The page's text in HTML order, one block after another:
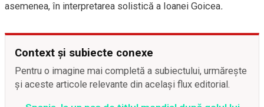
asemenea, în interpretarea solistică a Ioanei Goicea.
Context și subiecte conexe
Pentru o imagine mai completă a subiectului, urmărește
și aceste articole relevante din același flux editorial.